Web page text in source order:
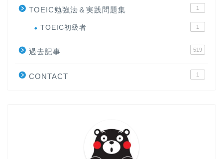
TOEIC勉強法＆実践問題集 1
TOEIC初級者 1
過去記事 519
CONTACT 1
大学入試英語対策講座
英語名言・格言・カッコい